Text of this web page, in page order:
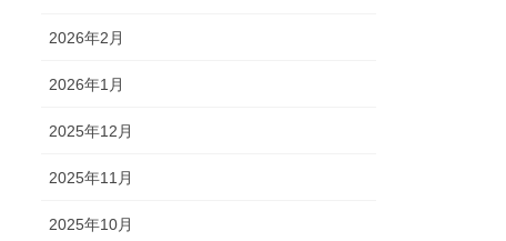
2026年2月
2026年1月
2025年12月
2025年11月
2025年10月